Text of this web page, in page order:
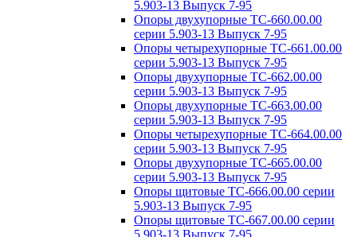
5.903-13 Выпуск 7-95
Опоры двухупорные ТС-660.00.00
серии 5.903-13 Выпуск 7-95
Опоры четырехупорные ТС-661.00.00
серии 5.903-13 Выпуск 7-95
Опоры двухупорные ТС-662.00.00
серии 5.903-13 Выпуск 7-95
Опоры двухупорные ТС-663.00.00
серии 5.903-13 Выпуск 7-95
Опоры четырехупорные ТС-664.00.00
серии 5.903-13 Выпуск 7-95
Опоры двухупорные ТС-665.00.00
серии 5.903-13 Выпуск 7-95
Опоры щитовые ТС-666.00.00 серии
5.903-13 Выпуск 7-95
Опоры щитовые ТС-667.00.00 серии
5.903-13 Выпуск 7-95